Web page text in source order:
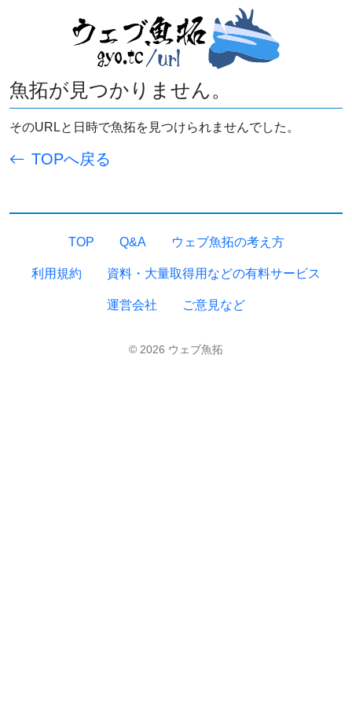
魚拓が見つかりません。
そのURLと日時で魚拓を見つけられませんでした。
TOPへ戻る
TOP Q&A ウェブ魚拓の考え方
利用規約 資料・大量取得用などの有料サービス
運営会社 ご意見など
© 2026 ウェブ魚拓